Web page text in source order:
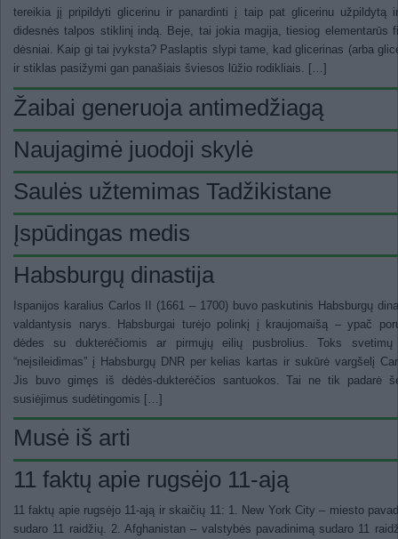
tereikia jį pripildyti glicerinu ir panardinti į taip pat glicerinu užpildytą
didesnės talpos stiklinį indą. Beje, tai jokia magija, tiesiog elementarūs
dėsniai. Kaip gi tai įvyksta? Paslaptis slypi tame, kad glicerinas (arba
ir stiklas pasižymi gan panašiais šviesos lūžio rodikliais. […]
Žaibai generuoja antimedžiagą
Naujagimė juodoji skylė
Saulės užtemimas Tadžikistane
Įspūdingas medis
Habsburgų dinastija
Ispanijos karalius Carlos II (1661 – 1700) buvo paskutinis Habsburgų
valdantysis narys. Habsburgai turėjo polinkį į kraujomaišą – ypač
dėdes su dukterėčiomis ar pirmųjų eilių pusbrolius. Toks svetimų
“neįsileidimas” į Habsburgų DNR per kelias kartas ir sukūrė vargšelį
Jis buvo gimęs iš dėdės-dukterėčios santuokos. Tai ne tik padarė
susiėjimus sudėtingomis […]
Musė iš arti
11 faktų apie rugsėjo 11-ają
11 faktų apie rugsėjo 11-ają ir skaičių 11: 1. New York City – miesto
sudaro 11 raidžių. 2. Afghanistan – valstybės pavadinimą sudaro 11